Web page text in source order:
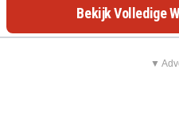
Bekijk Volledige
▼